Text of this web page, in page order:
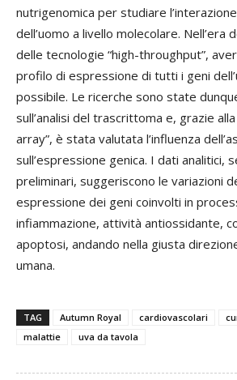
nutrigenomica per studiare
dell’uomo a livello molecolare. Nell’era
delle tecnologie “high-throughput”,
profilo di espressione di tutti i geni
possibile. Le ricerche sono state
sull’analisi del trascrittoma e, grazie
array”, è stata valutata l’influenza
sull’espressione genica. I dati analitici,
preliminari, suggeriscono le variazioni
espressione dei geni coinvolti in
infiammazione, attività antiossidante,
apoptosi, andando nella giusta
umana.
TAG Autumn Royal cardiovascolari
malattie
uva da tavola